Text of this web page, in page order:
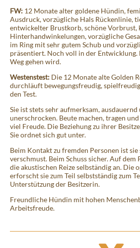
FW: 12 Monate alter goldene Hündin,
Ausdruck, vorzügliche Hals Rückenlinie,
entwickelter Brustkorb, schöne Vorbrust,
Hinterhandwinkelungen, vorzügliche
im Ring mit sehr gutem Schub und
präsentiert. Noch voll in der Entwicklung.
Weg gehen wird.
Westenstest: Die 12 Monate alte Golden
durchläuft bewegungsfreudig,
den Test.
Sie ist stets sehr aufmerksam,
unerschrocken. Beute machen, tragen
viel Freude. Die Beziehung zu ihrer
Sie ordnet sich gut unter.
Beim Kontakt zu fremden Personen ist sie
verschmust. Beim Schuss sicher. Auf dem
die akustischen Reize selbständig an. Die
erforscht sie zum Teil selbstständig zum
Unterstützung der Besitzerin.
Freundliche Hündin mit hohen
Arbeitsfreude.